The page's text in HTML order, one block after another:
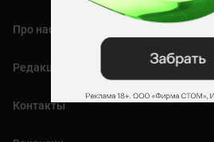
Про нас
Редакция
Контакты